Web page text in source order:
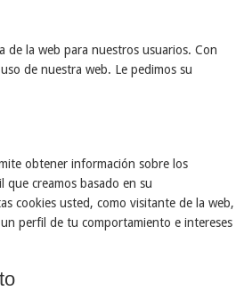
de la web para nuestros usuarios. Con
de nuestra web. Le pedimos su
obtener información sobre los
que creamos basado en su
cookies usted, como visitante de la web,
perfil de tu comportamiento e intereses